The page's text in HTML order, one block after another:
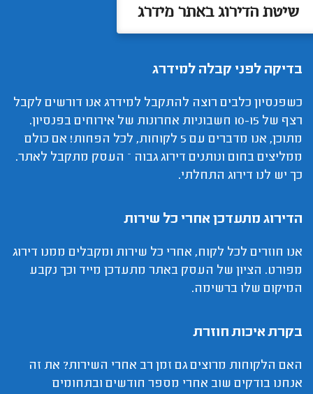
שיטת הדירוג באתר מידרג
בדיקה לפני קבלה למידרג
כשפנסיון כלבים רוצה להתקבל למידרג אנו דורשים לקבל
רצף של 10-15 חשבוניות אחרונות של אירוחים בפנסיון.
מתוכן, אנו מדברים עם 5 לקוחות, לכל הפחות! אם כולם
ממליצים בחום ונותנים דירוג גבוה – העסק מתקבל לאתר.
כך יש לנו דירוג התחלתי.
הדירוג מתעדכן אחרי כל שירות
אנו חוזרים לכל לקוח, אחרי כל שירות ומקבלים ממנו דירוג
מפורט. הציון של העסק באתר מתעדכן מייד וכך נקבע
המיקום שלו ברשימה.
בקרת איכות חוזרת
האם הלקוחות מרוצים גם זמן רב אחרי השירות? את זה
אנחנו בודקים שוב אחרי מספר חודשים ובתחומים